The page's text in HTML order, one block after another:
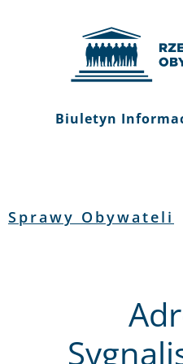
Biuletyn
Sprawy Obywateli